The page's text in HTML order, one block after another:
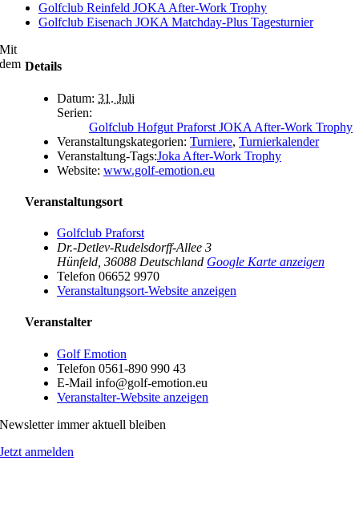
Golfclub Reinfeld JOKA After-Work Trophy
Golfclub Eisenach JOKA Matchday-Plus Tagesturnier
Details
Datum: 31. Juli
Serien:
Golfclub Hofgut Praforst JOKA After-Work Trophy
Veranstaltungskategorien: Turniere, Turnierkalender
Veranstaltung-Tags:Joka After-Work Trophy
Website: www.golf-emotion.eu
Veranstaltungsort
Golfclub Praforst
Dr.-Detlev-Rudelsdorff-Allee 3
Hünfeld 36088 Deutschland Google Karte anzeigen
Telefon 06652 9970
Veranstaltungsort-Website anzeigen
Veranstalter
Golf Emotion
Telefon 0561-890 990 43
E-Mail info@golf-emotion.eu
Veranstalter-Website anzeigen
Mit
dem
Newsletter immer aktuell bleiben
Jetzt anmelden